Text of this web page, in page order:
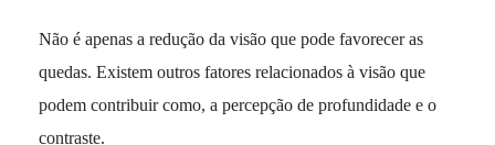
Não é apenas a redução da visão que pode favorecer as
quedas. Existem outros fatores relacionados à visão que
podem contribuir como, a percepção de profundidade e o
contraste.